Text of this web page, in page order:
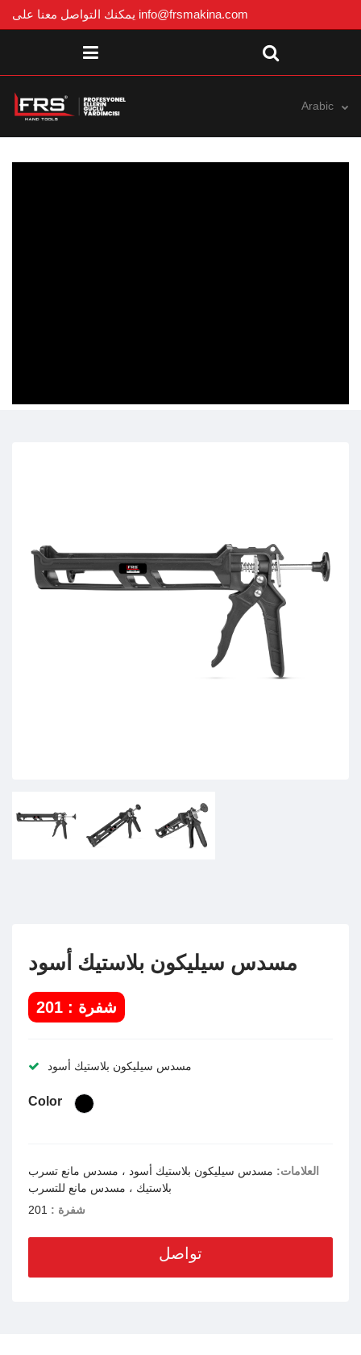
info@frsmakina.com
Arabic
مسدس سيليكون بلاستيك أسود
شفرة : 201
مسدس سيليكون بلاستيك أسود
Color
العلامات: مسدس سيليكون بلاستيك أسود ، مسدس مانع تسرب
بلاستيك ، مسدس مانع للتسرب
شفرة : 201
تواصل